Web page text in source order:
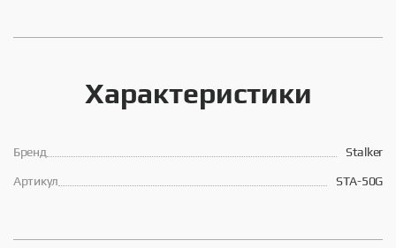
Характеристики
Брeнд Stalker
Артикул STA-50G